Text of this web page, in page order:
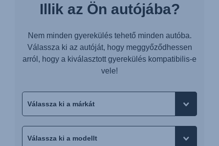
Illik az Ön autójába?
Nem minden gyerekülés tehető minden autóba.
Válassza ki az autóját, hogy meggyőződhessen
arról, hogy a kiválasztott gyerekülés kompatibilis-e
vele!